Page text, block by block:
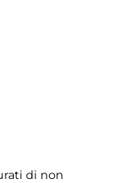
di non